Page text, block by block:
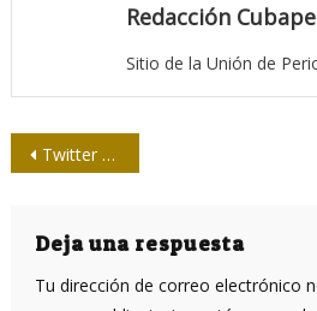
Redacción
Sitio de la Unión de
Navegación
entradas
Twitter censura la cuenta de la FEU
Deja una respuesta
Tu dirección de correo electrónico